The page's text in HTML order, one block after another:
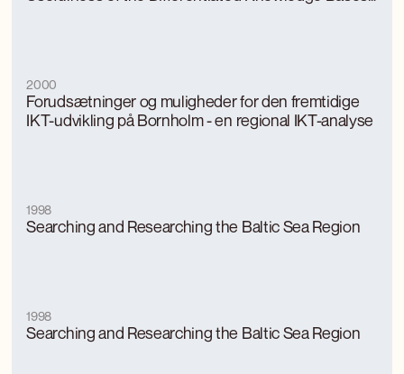
Forudsætninger og muligheder for den fremtidige
IKT-udvikling på Bornholm - en regional IKT-analyse
2000
Searching and Researching the Baltic Sea Region
1998
Searching and Researching the Baltic Sea Region
1998